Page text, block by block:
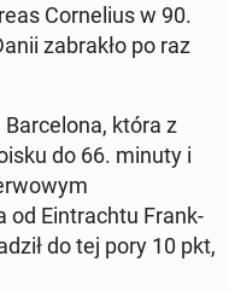
Cor­nelius w 90.
zabrakło po raz
która z
do 66. minuty i
od Ein­tra­ch­tu Frank­
do tej pory 10 pkt,